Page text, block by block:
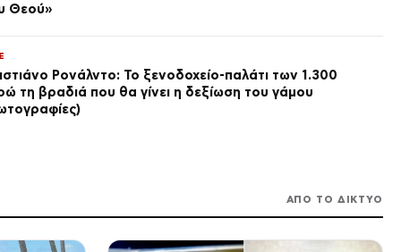
στην Πορτογαλία
πριν από 8 ώρες
φωτογραφίες με τον αδελφό
Θεού»
Ρονάλντο: Το ξενοδοχείο-παλάτι των 1.300
τη βραδιά που θα γίνει η δεξίωση του γάμου
ΑΠΟ ΤΟ ΔΙΚΤΥΟ